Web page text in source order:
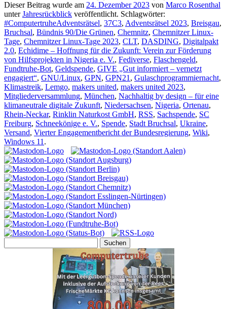
Dieser Beitrag wurde am 24. Dezember 2023 von Marco Rosenthal
unterJahresrückblick veröffentlicht. Schlagwörter:
#ComputertruheAdventsrätsel, 37C3, Adventsrätsel 2023, Breisgau,
Bruchsal, Bündnis 90/Die Grünen, Chemnitz, Chemnitzer Linux-
Tage, Chemnitzer Linux-Tage 2023, CLT, DASDING, Digitalpakt
2.0, Echidime – Hoffnung für die Zukunft: Verein zur Förderung
von Hilfsprojekten in Nigeria e. V., Fediverse, Flaschengeld,
Fundtruhe-Bot, Geldspende, GIVE „Gut informiert – vernetzt
engagiert“, GNU/Linux, GPN, GPN21 , Gulaschprogrammiernacht,
Klimastreik, Lemgo, makers united, makers united 2023,
Mitgliederversammlung, München, Nachhaltig by design – für eine
klimaneutrale digitale Zukunft, Niedersachsen, Nigeria, Ortenau,
Rhein-Neckar, Rinklin Naturkost GmbH, RSS, Sachspende, SC
Freiburg, Schneekönige e. V., Spende, Stadt Bruchsal, Ukraine,
Versand, Vierter Engagementbericht der Bundesregierung, Wiki,
Windows 11 .
nach: